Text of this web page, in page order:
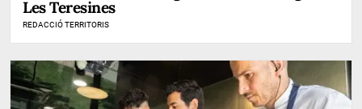
Les Teresines
REDACCIÓ TERRITORIS